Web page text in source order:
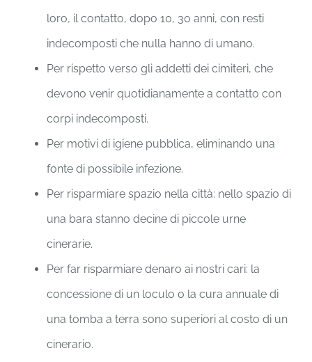
loro, il contatto, dopo 10, 30 anni, con resti
indecomposti che nulla hanno di umano.
Per rispetto verso gli addetti dei cimiteri, che
devono venir quotidianamente a contatto con
corpi indecomposti.
Per motivi di igiene pubblica, eliminando una
fonte di possibile infezione.
Per risparmiare spazio nella città: nello spazio di
una bara stanno decine di piccole urne
cinerarie.
Per far risparmiare denaro ai nostri cari: la
concessione di un loculo o la cura annuale di
una tomba a terra sono superiori al costo di un
cinerario.